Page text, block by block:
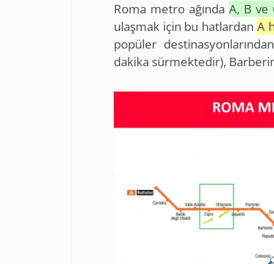
Roma metro ağındaA, B ve
ulaşmak için bu hatlardan A
popüler
dakika sürmektedir),